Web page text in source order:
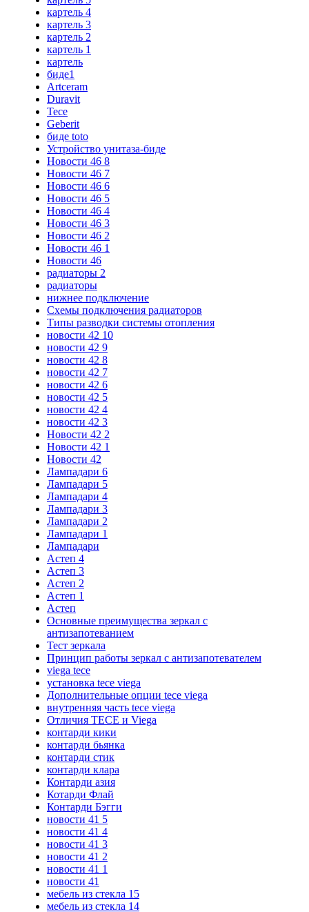
картель 4
картель 3
картель 2
картель 1
картель
биде1
Artceram
Duravit
Tece
Geberit
биде toto
Устройство унитаза-биде
Новости 46 8
Новости 46 7
Новости 46 6
Новости 46 5
Новости 46 4
Новости 46 3
Новости 46 2
Новости 46 1
Новости 46
радиаторы 2
радиаторы
нижнее подключение
Схемы подключения радиаторов
Типы разводки системы отопления
новости 42 10
новости 42 9
новости 42 8
новости 42 7
новости 42 6
новости 42 5
новости 42 4
новости 42 3
Новости 42 2
Новости 42 1
Новости 42
Лампадари 6
Лампадари 5
Лампадари 4
Лампадари 3
Лампадари 2
Лампадари 1
Лампадари
Астеп 4
Астеп 3
Астеп 2
Астеп 1
Астеп
Основные преимущества зеркал с
антизапотеванием
Тест зеркала
Принцип работы зеркал с антизапотевателем
viega tece
установка tece viega
Дополнительные опции tece viega
внутренняя часть tece viega
Отличия TECE и Viega
контарди кики
контарди бьянка
контарди стик
контарди клара
Контарди азия
Котарди Флай
Контарди Бэгги
новости 41 5
новости 41 4
новости 41 3
новости 41 2
новости 41 1
новости 41
мебель из стекла 15
мебель из стекла 14